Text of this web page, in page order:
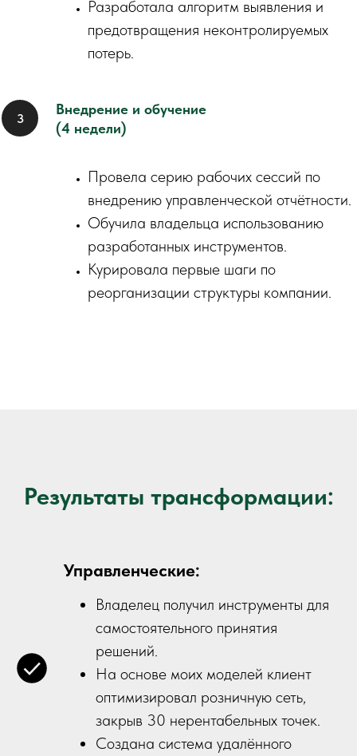
Разработала алгоритм выявления и
предотвращения неконтролируемых
потерь.
Внедрение и обучение
(4 недели)
Провела серию рабочих сессий по
внедрению управленческой отчётности.
Обучила владельца использованию
разработанных инструментов.
Курировала первые шаги по
реорганизации структуры компании.
Результаты трансформации:
Управленческие:
Владелец получил инструменты для
самостоятельного принятия
решений.
На основе моих моделей клиент
оптимизировал розничную сеть,
закрыв 30 нерентабельных точек.
Создана система удалённого